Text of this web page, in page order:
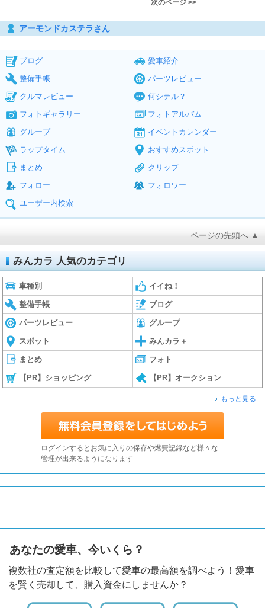
次のページ >>
アーモンドカステラさん
ブログ
愛車紹介
整備手帳
パーツレビュー
クルマレビュー
何シテル？
フォトギャラリー
フォトアルバム
グループ
イベントカレンダー
ラップタイム
おすすめスポット
まとめ
クリップ
フォロー
フォロワー
ユーザー内検索
ページの先頭へ ▲
みんカラ 人気のカテゴリ
車種別 イイね！
整備手帳 ブログ
パーツレビュー グループ
スポット みんカラ＋
まとめ フォト
【PR】ショッピング 【PR】オークション
もっと見る
ログインするとお気に入りの保存や燃費記録など様々な
管理が出来るようになります
あなたの愛車、今いくら？
複数社の査定額を比較して愛車の最高額を調べよう！愛車
を賢く売却して、購入資金にしませんか？